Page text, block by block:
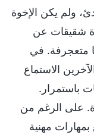
ولم يكن الإخوة
شقيقات عن
متعجرفة. في
الاستماع
باستمرار.
على الرغم من
بمهارات مهنية